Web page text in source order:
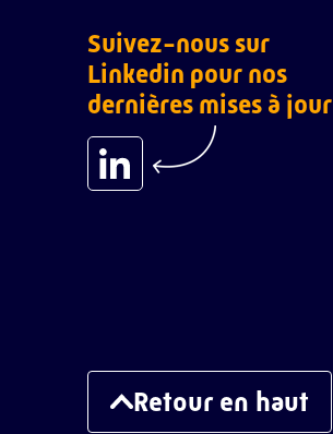
Suivez-nous sur
Linkedin pour nos
dernières mises à jour
Retour en haut